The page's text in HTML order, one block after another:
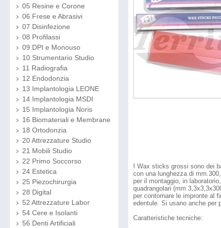
05 Resine e Corone
06 Frese e Abrasivi
07 Disinfezione
08 Profilassi
09 DPI e Monouso
10 Strumentario Studio
11 Radiografia
12 Endodonzia
13 Implantologia LEONE
14 Implantologia MSDI
15 Implantologia Noris
16 Biomateriali e Membrane
18 Ortodonzia
20 Attrezzature Studio
21 Mobili Studio
22 Primo Soccorso
24 Estetica
25 Piezochirurgia
28 Digital
52 Attrezzature Labor
54 Cere e Isolanti
56 Denti Artificiali
I Wax sticks grossi sono dei
con una lunghezza di
per il montaggio, in
quadrangolari
per contornare le impronte al
edentule. Si usano anche per
Caratteristiche tecniche: